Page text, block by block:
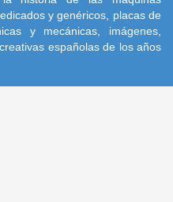
y genéricos, placas de
y mecánicas, imágenes,
españolas de los años